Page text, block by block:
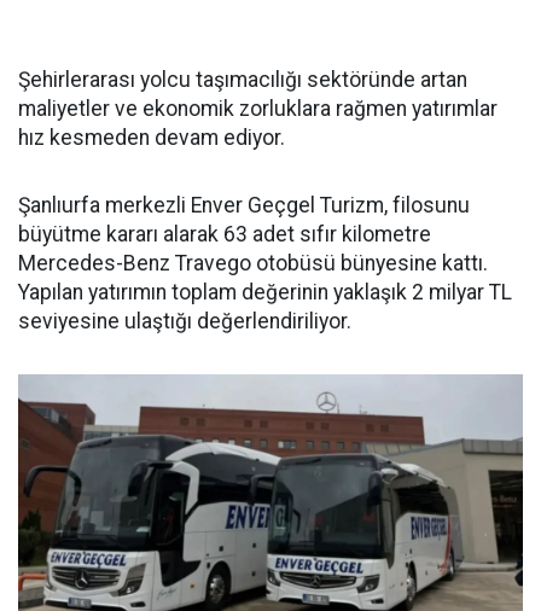
Şehirlerarası yolcu taşımacılığı sektöründe artan
maliyetler ve ekonomik zorluklara rağmen yatırımlar
hız kesmeden devam ediyor.
Şanlıurfa merkezli Enver Geçgel Turizm, filosunu
büyütme kararı alarak 63 adet sıfır kilometre
Mercedes-Benz Travego otobüsü bünyesine kattı.
Yapılan yatırımın toplam değerinin yaklaşık 2 milyar TL
seviyesine ulaştığı değerlendiriliyor.